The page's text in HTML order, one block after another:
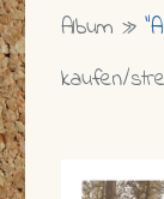
Album »
kaufen/